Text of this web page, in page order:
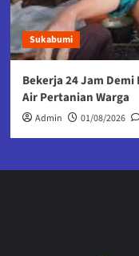
Sukabumi
Bekerja 24 Jam
Air Pertanian Warga
Admin 01/08/2026